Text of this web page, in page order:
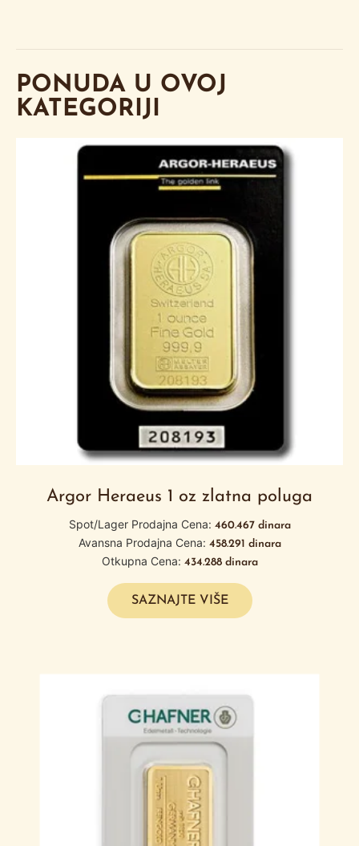
PONUDA U OVOJ
KATEGORIJI
Argor Heraeus 1 oz zlatna poluga
Spot/Lager Prodajna Cena: 460.467 dinara
Avansna Prodajna Cena: 458.291 dinara
Otkupna Cena: 434.288 dinara
SAZNAJTE VIŠE